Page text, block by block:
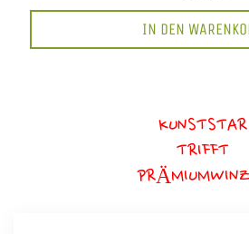
IN DEN
KUNSTSTAR
TRIFFT